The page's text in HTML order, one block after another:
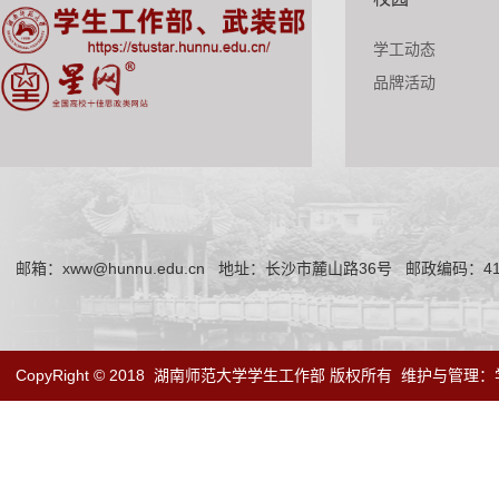
学工动态
品牌活动
邮箱：xww@hunnu.edu.cn 地址：长沙市麓山路36号 邮政编码：
CopyRight © 2018 湖南师范大学学生工作部 版权所有 维护与管理：